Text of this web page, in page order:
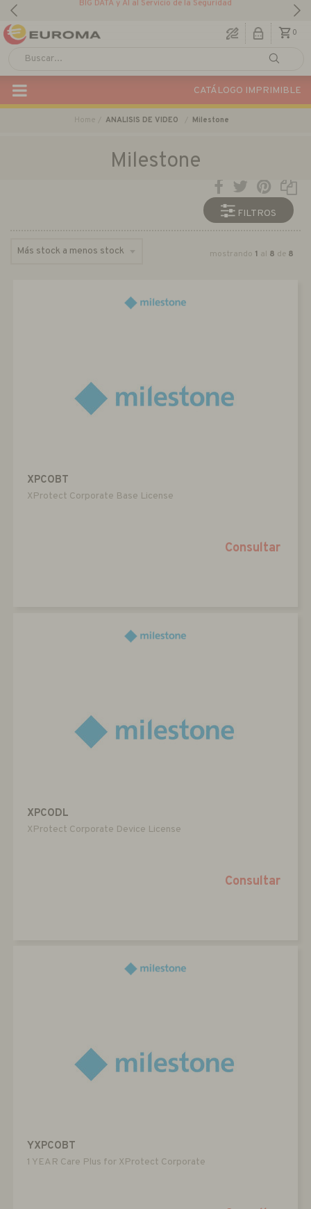
BIG DATA y AI al Servicio de la Seguridad
0
CATÁLOGO IMPRIMIBLE
Home ANALISIS DE VIDEO Milestone
Milestone
FILTROS
mostrando 1 al 8 de 8
XPCOBT
XProtect Corporate Base License
Consultar
XPCODL
XProtect Corporate Device License
Consultar
YXPCOBT
1 YEAR Care Plus for XProtect Corporate